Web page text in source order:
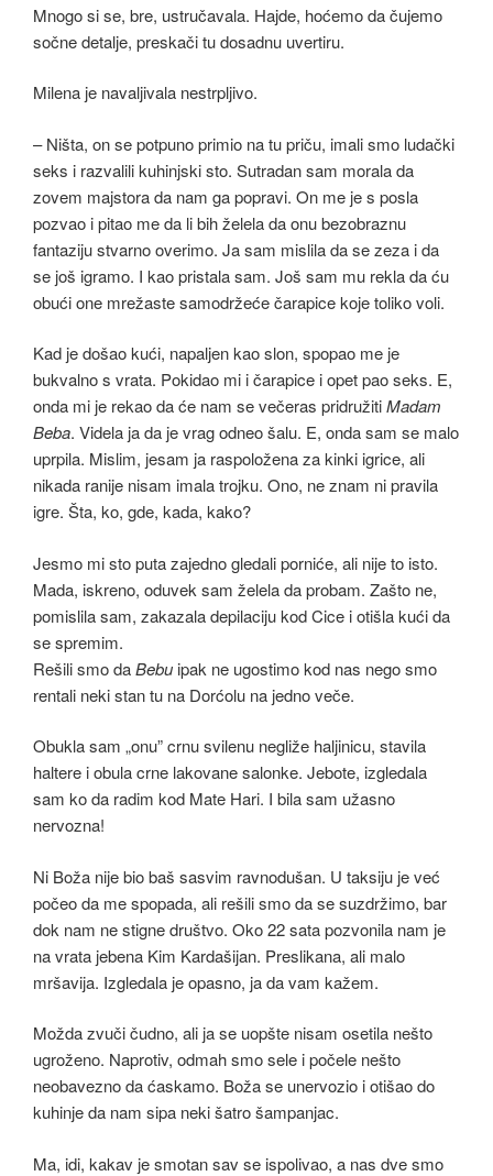
Mnogo si se, bre, ustručavala. Hajde, hoćemo da čujemo
sočne detalje, preskači tu dosadnu uvertiru.
Milena je navaljivala nestrpljivo.
– Ništa, on se potpuno primio na tu priču, imali smo ludački
seks i razvalili kuhinjski sto. Sutradan sam morala da
zovem majstora da nam ga popravi. On me je s posla
pozvao i pitao me da li bih želela da onu bezobraznu
fantaziju stvarno overimo. Ja sam mislila da se zeza i da
se još igramo. I kao pristala sam. Još sam mu rekla da ću
obući one mrežaste samodržeće čarapice koje toliko voli.
Kad je došao kući, napaljen kao slon, spopao me je
bukvalno s vrata. Pokidao mi i čarapice i opet pao seks. E,
onda mi je rekao da će nam se večeras pridružitiMadam
Beba. Videla ja da je vrag odneo šalu. E, onda sam se malo
uprpila. Mislim, jesam ja raspoložena za kinki igrice, ali
nikada ranije nisam imala trojku. Ono, ne znam ni pravila
igre. Šta, ko, gde, kada, kako?
Jesmo mi sto puta zajedno gledali porniće, ali nije to isto.
Mada, iskreno, oduvek sam želela da probam. Zašto ne,
pomislila sam, zakazala depilaciju kod Cice i otišla kući da
se spremim.
Rešili smo daBebu ipak ne ugostimo kod nas nego smo
rentali neki stan tu na Dorćolu na jedno veče.
Obukla sam „onu” crnu svilenu negliže haljinicu, stavila
haltere i obula crne lakovane salonke. Jebote, izgledala
sam ko da radim kod Mate Hari. I bila sam užasno
nervozna!
Ni Boža nije bio baš sasvim ravnodušan. U taksiju je već
počeo da me spopada, ali rešili smo da se suzdržimo, bar
dok nam ne stigne društvo. Oko 22 sata pozvonila nam je
na vrata jebena Kim Kardašijan. Preslikana, ali malo
mršavija. Izgledala je opasno, ja da vam kažem.
Možda zvuči čudno, ali ja se uopšte nisam osetila nešto
ugroženo. Naprotiv, odmah smo sele i počele nešto
neobavezno da ćaskamo. Boža se unervozio i otišao do
kuhinje da nam sipa neki šatro šampanjac.
Ma, idi, kakav je smotan sav se ispolivao, a nas dve smo